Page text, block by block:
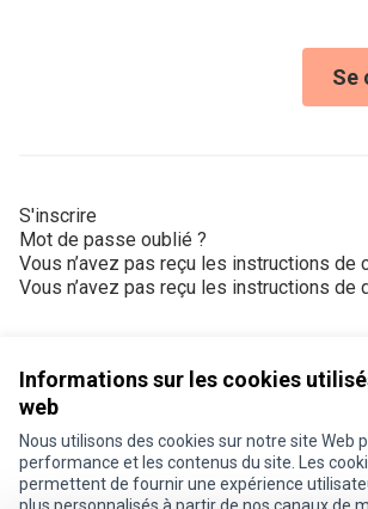
Informations sur les cookies
web
Nous utilisons des cookies sur notre site Web
performance et les contenus du site. Les
permettent de fournir une expérience
Se
S'inscrire
Mot de passe oublié ?
Vous n’avez pas reçu les instructions de
Vous n’avez pas reçu les instructions de
Conditions d'utilisation
Paramètres des cookies
Je participe ! sur X
Je participe ! sur Facebook
Je participe ! sur Instagram